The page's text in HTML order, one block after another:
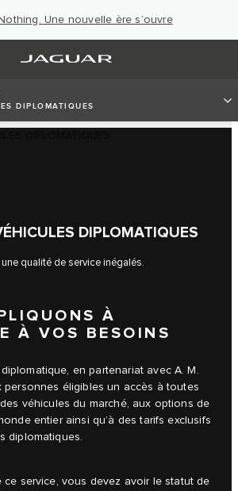
Une nouvelle ère s’ouvre
DIPLOMATIQUES
DIPLOMATIQUES
qualité de service inégalés.
À
À VOS BESOINS
en partenariat avec A. M.
personnes éligibles un accès à toutes
véhicules du marché, aux options de
entier ainsi qu’à des tarifs exclusifs
diplomatiques.
ce service, vous devez avoir le statut de